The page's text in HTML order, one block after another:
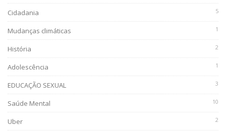
Cidadania 5
Mudanças climáticas 1
História 2
Adolescência 1
EDUCAÇÃO SEXUAL 3
Saúde Mental 10
Uber 2